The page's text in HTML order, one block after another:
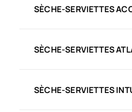
SÈCHE-SERVIETTES
SÈCHE-SERVIETTES
SÈCHE-SERVIETTES